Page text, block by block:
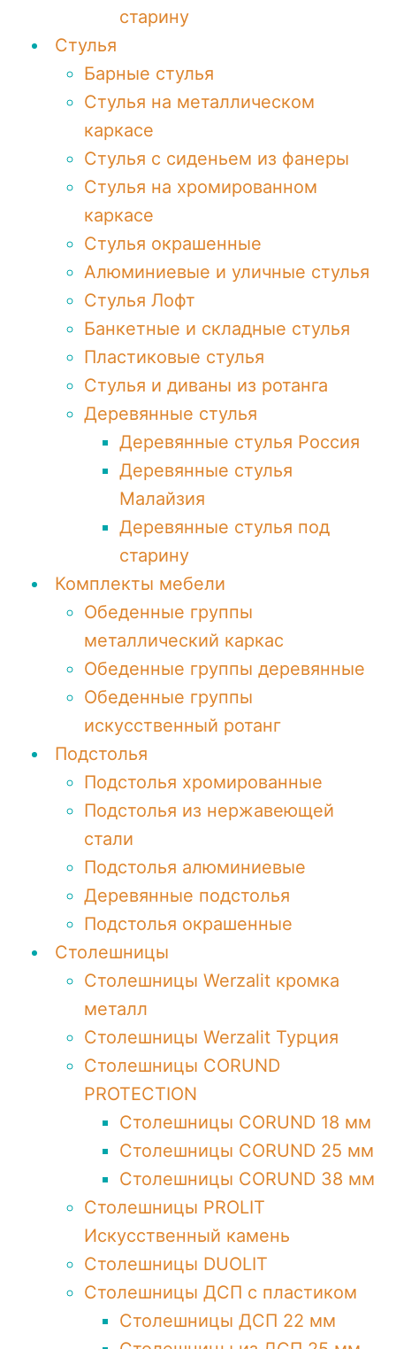
старину
Стулья
Барные стулья
Стулья на металлическом
каркасе
Стулья с сиденьем из фанеры
Стулья на хромированном
каркасе
Стулья окрашенные
Алюминиевые и уличные стулья
Стулья Лофт
Банкетные и складные стулья
Пластиковые стулья
Стулья и диваны из ротанга
Деревянные стулья
Деревянные стулья Россия
Деревянные стулья
Малайзия
Деревянные стулья под
старину
Комплекты мебели
Обеденные группы
металлический каркас
Обеденные группы деревянные
Обеденные группы
искусственный ротанг
Подстолья
Подстолья хромированные
Подстолья из нержавеющей
стали
Подстолья алюминиевые
Деревянные подстолья
Подстолья окрашенные
Столешницы
Столешницы Werzalit кромка
металл
Столешницы Werzalit Турция
Столешницы CORUND
PROTECTION
Столешницы CORUND 18 мм
Столешницы CORUND 25 мм
Столешницы CORUND 38 мм
Столешницы PROLIT
Искусственный камень
Столешницы DUOLIT
Столешницы ДСП с пластиком
Столешницы ДСП 22 мм